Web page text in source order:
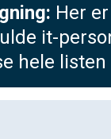
Her
it-
hele listen